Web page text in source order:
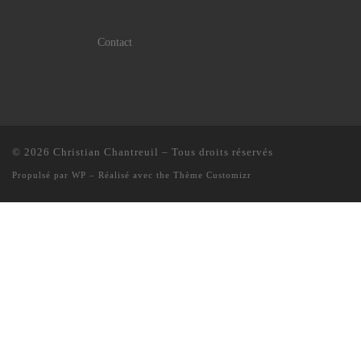
Contact
© 2026 Christian Chantreuil – Tous droits réservés
Propulsé par WP – Réalisé avec the Thème Customizr